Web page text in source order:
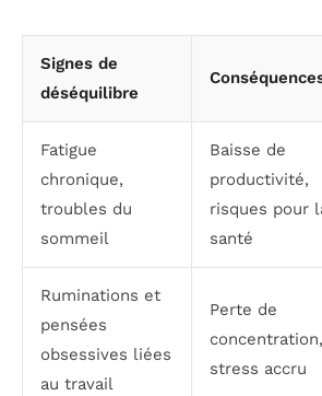
Signes de
déséquilibre
Fatigue
chronique,
troubles du
sommeil
Baisse de
productivité,
risques pour
santé
Ruminations et
pensées
obsessives liées
au travail
Perte de
concentration,
stress accru